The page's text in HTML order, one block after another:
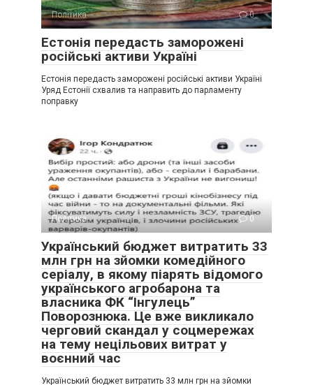
Політика 0
Естонія передасть заморожені
російські активи Україні
Естонія передасть заморожені російські активи Україні
Уряд Естонії схвалив та направить до парламенту
поправку
Політика 0
Український бюджет витратить 33
млн грн на зйомки комедійного
серіалу, в якому піарять відомого
українського агробарона та
власника ФК “Інгулець”
Поворознюка. Це вже викликало
черговий скандал у соцмережах
на тему нецільових витрат у
воєнний час
Український бюджет витратить 33 млн грн на зйомки